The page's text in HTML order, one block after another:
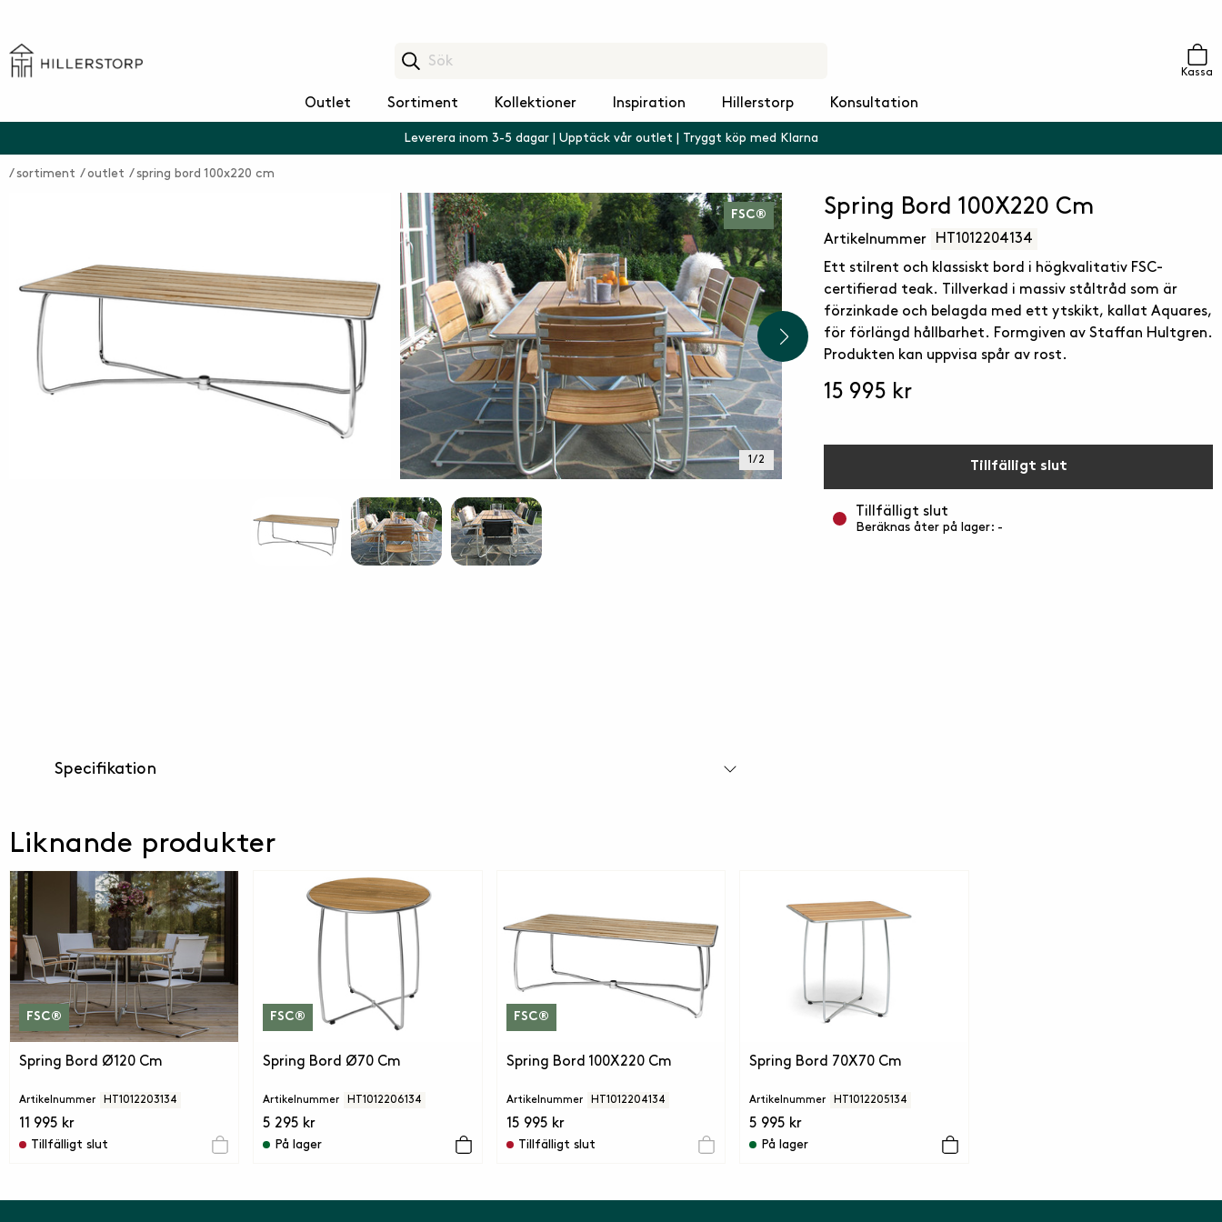
Kassa
Outlet Sortiment Kollektioner Inspiration Hillerstorp Konsultation
Leverera inom 3-5 dagar | Upptäck vår outlet | Tryggt köp med Klarna
sortiment outlet spring bord 100x220 cm
1 / 2
FSC® Spring Bord 100X220 Cm
Artikelnummer HT1012204134
Ett stilrent och klassiskt bord i högkvalitativ FSC-
certifierad teak. Tillverkad i massiv ståltråd som är
förzinkade och belagda med ett ytskikt, kallat Aquares,
för förlängd hållbarhet. Formgiven av Staffan Hultgren.
Produkten kan uppvisa spår av rost.
15 995 kr
Tillfälligt slut
Tillfälligt slut
Beräknas åter på lager: -
Specifikation
Liknande produkter
FSC®
Spring Bord Ø120 Cm
Artikelnummer HT1012203134
11 995 kr
Tillfälligt slut
FSC®
Spring Bord Ø70 Cm
Artikelnummer HT1012206134
5 295 kr
På lager
FSC®
Spring Bord 100X220 Cm
Artikelnummer HT1012204134
15 995 kr
Tillfälligt slut
Spring Bord 70X70 Cm
Artikelnummer HT1012205134
5 995 kr
På lager